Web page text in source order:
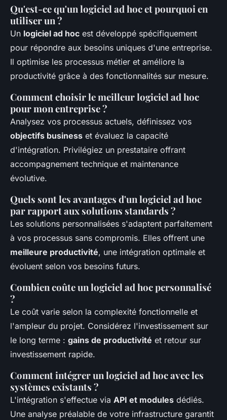
Qu'est-ce qu'un logiciel ad hoc et pourquoi en
utiliser un ?
Un logiciel ad hoc est développé spécifiquement
pour répondre aux besoins uniques d'une entreprise.
Il optimise les processus métier et améliore la
productivité grâce à des fonctionnalités sur mesure.
Comment choisir le meilleur logiciel ad hoc
pour mon entreprise ?
Analysez vos processus actuels, définissez vos
objectifs business et évaluez la capacité
d'intégration. Privilégiez un prestataire offrant
accompagnement technique et maintenance
évolutive.
Quels sont les avantages d'un logiciel ad hoc
par rapport aux solutions standards ?
Les solutions personnalisées s'adaptent parfaitement
à vos processus sans compromis. Elles offrent une
meilleure productivité, une intégration optimale et
évoluent selon vos besoins futurs.
Combien coûte un logiciel ad hoc personnalisé
?
Le coût varie selon la complexité fonctionnelle et
l'ampleur du projet. Considérez l'investissement sur
le long terme : gains de productivité et retour sur
investissement rapide.
Comment intégrer un logiciel ad hoc avec les
systèmes existants ?
L'intégration s'effectue via API et modules dédiés.
Une analyse préalable de votre infrastructure garantit